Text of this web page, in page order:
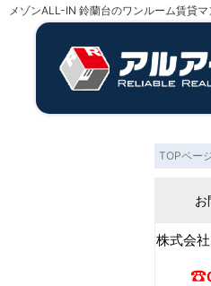
メゾンALL-IN 鈴蘭台のワンルーム賃貸
TOPペー
お
株式会